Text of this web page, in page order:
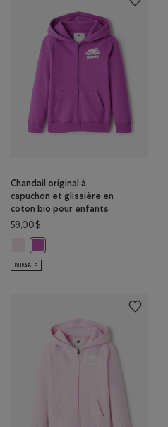
Chandail original à
capuchon et glissière en
coton bio pour enfants
58,00$
DURABLE